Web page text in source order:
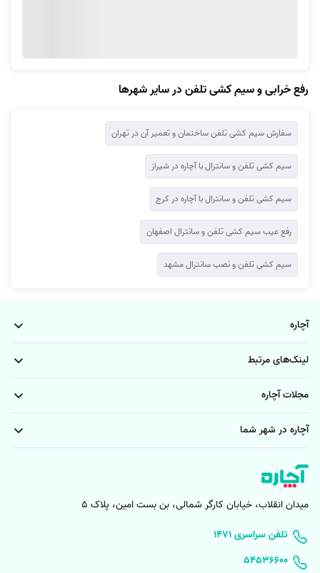
رفع خرابی و سیم کشی تلفن در سایر شهرها
سفارش سیم کشی تلفن ساختمان و تعمیر آن در تهران
سیم کشی تلفن و سانترال با آچاره در شیراز
سیم کشی تلفن و سانترال با آچاره در کرج
رفع عیب سیم کشی تلفن و سانترال اصفهان
سیم کشی تلفن و نصب سانترال مشهد
آچاره
لینک‌های مرتبط
مجلات آچاره
آچاره در شهر شما
میدان انقلاب، خیابان کارگر شمالی، بن بست امین، پلاک 5
۱۴۷۱ تلفن سراسری
۵۴۵۳۶۶۰۰